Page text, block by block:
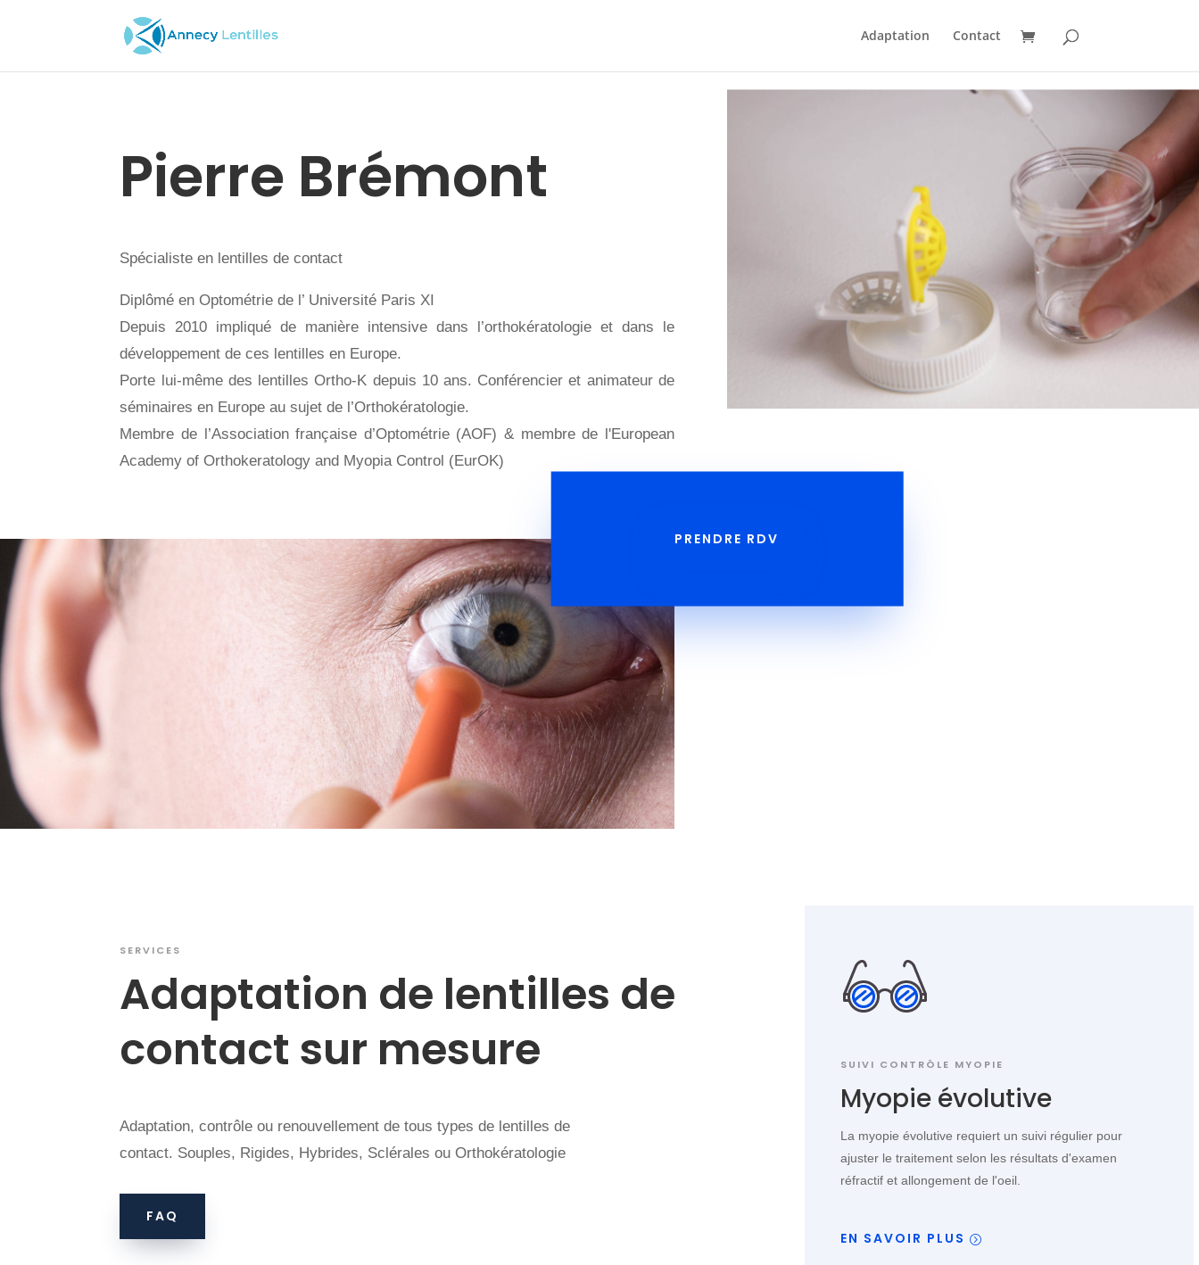
Adaptation Contact
Pierre Brémont
Spécialiste en lentilles de contact
Diplômé en Optométrie de l’ Université Paris XI
Depuis 2010 impliqué de manière intensive dans l’orthokératologie et dans le
développement de ces lentilles en Europe.
Porte lui-même des lentilles Ortho-K depuis 10 ans. Conférencier et animateur de
séminaires en Europe au sujet de l’Orthokératologie.
Membre de l’Association française d’Optométrie (AOF) & membre de l'European
Academy of Orthokeratology and Myopia Control (EurOK)
PRENDRE RDV
SERVICES
Adaptation de lentilles de
contact sur mesure
Adaptation, contrôle ou renouvellement de tous types de lentilles de
contact. Souples, Rigides, Hybrides, Sclérales ou Orthokératologie
FAQ
SUIVI CONTRÔLE MYOPIE
Myopie évolutive
La myopie évolutive requiert un suivi régulier pour
ajuster le traitement selon les résultats d'examen
réfractif et allongement de l'oeil.
EN SAVOIR PLUS